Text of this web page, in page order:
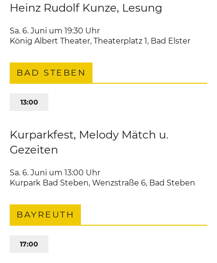
Heinz Rudolf Kunze, Lesung
Sa. 6. Juni um 19:30 Uhr
König Albert Theater,Theaterplatz 1 Bad Elster
BAD STEBEN
13:00
Kurparkfest, Melody Mätch u.
Gezeiten
Sa. 6. Juni um 13:00 Uhr
Kurpark Bad Steben,Wenzstraße 6 Bad Steben
BAYREUTH
17:00